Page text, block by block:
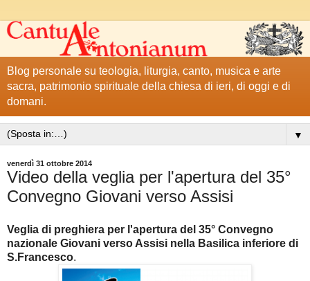
Blog personale su teologia, liturgia, canto, musica e arte
sacra, patrimonio spirituale della chiesa di ieri, di oggi e di
domani.
▼
venerdì 31 ottobre 2014
Video della veglia per l'apertura del 35°
Convegno Giovani verso Assisi
Veglia di preghiera per l'apertura del 35° Convegno
nazionale Giovani verso Assisi nella Basilica inferiore di
S.Francesco.